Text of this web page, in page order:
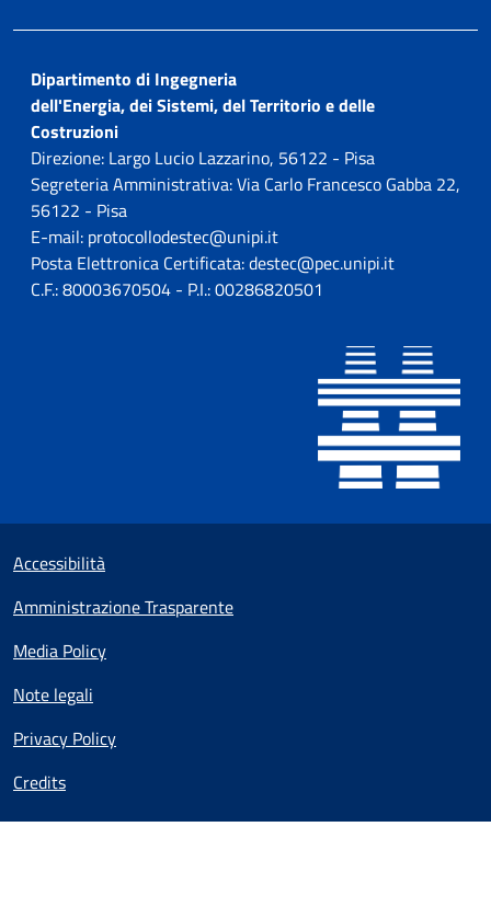
Dipartimento di Ingegneria
dell'Energia, dei Sistemi, del Territorio e delle
Costruzioni
Direzione: Largo Lucio Lazzarino, 56122 - Pisa
Segreteria Amministrativa: Via Carlo Francesco Gabba 22,
56122 - Pisa
E-mail: protocollodestec@unipi.it
Posta Elettronica Certificata: destec@pec.unipi.it
C.F.: 80003670504 - P.I.: 00286820501
Small prints
Sezione Link utili
Accessibilità
Amministrazione Trasparente
Media Policy
Note legali
Privacy Policy
Credits